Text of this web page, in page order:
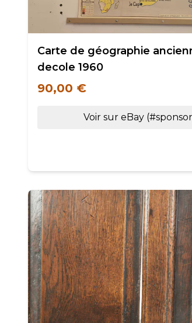
Carte de géographie
decole 1960
90,00 €
Voir sur eBay